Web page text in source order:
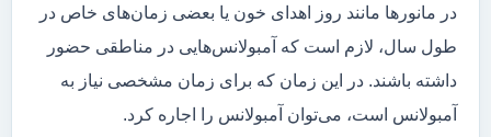
در مانور‌ها مانند روز اهدای خون یا بعضی زمان‌های خاص در
طول سال، لازم است که آمبولانس‌هایی در مناطقی حضور
داشته باشند. در این زمان که برای زمان مشخصی نیاز به
آمبولانس است، می‌توان آمبولانس را اجاره کرد.